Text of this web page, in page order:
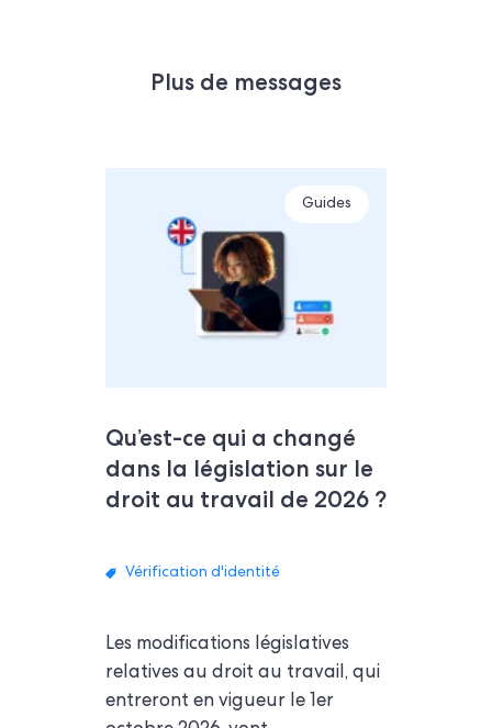
Plus de messages
Guides
Qu’est-ce qui a changé
dans la législation sur le
droit au travail de 2026 ?
Vérification d'identité
Les modifications législatives
relatives au droit au travail, qui
entreront en vigueur le 1er